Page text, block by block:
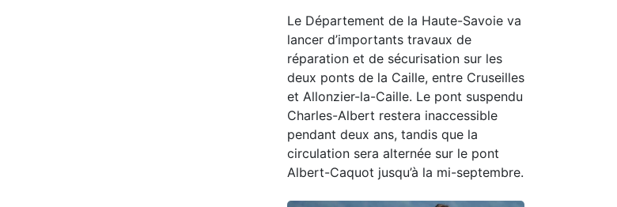
Le Département de la Haute-Savoie va
lancer d’importants travaux de
réparation et de sécurisation sur les
deux ponts de la Caille, entre Cruseilles
et Allonzier-la-Caille. Le pont suspendu
Charles-Albert restera inaccessible
pendant deux ans, tandis que la
circulation sera alternée sur le pont
Albert-Caquot jusqu’à la mi-septembre.